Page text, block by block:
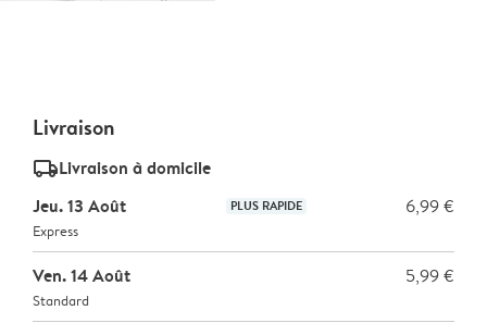
Livraison
delivery_standard_v2Livraison à domicile
Jeu. 13 Août
PLUS RAPIDE 6,99 €
Express
Ven. 14 Août 5,99 €
Standard